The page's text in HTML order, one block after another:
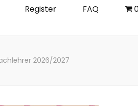
Register FAQ
2026/2027